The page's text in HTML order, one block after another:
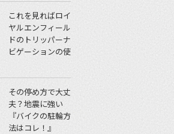
これを見ればロイ
ヤルエンフィール
ドのトリッパーナ
ビゲーションの使
その停め方で大丈
夫？地震に強い
『バイクの駐輪方
法はコレ！』